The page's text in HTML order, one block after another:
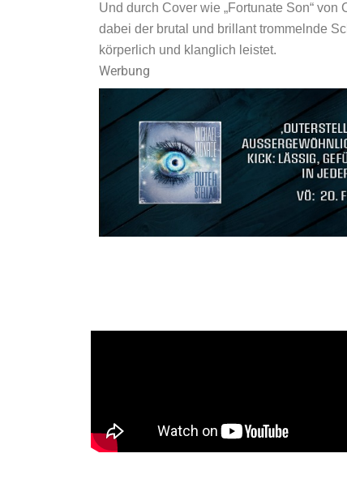
Und durch Cover wie „Fortunate Son“
dabei der brutal und brillant trommelnde
körperlich und klanglich leistet.
Werbung